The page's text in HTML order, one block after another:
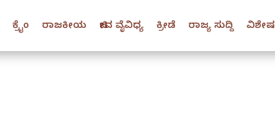
ಕ್ರೈಂ ರಾಜಕೀಯ ಜೀವ ವೈವಿಧ್ಯ ಕ್ರೀಡೆ ರಾಜ್ಯ ಸುದ್ದಿ ವಿಶೇಷ